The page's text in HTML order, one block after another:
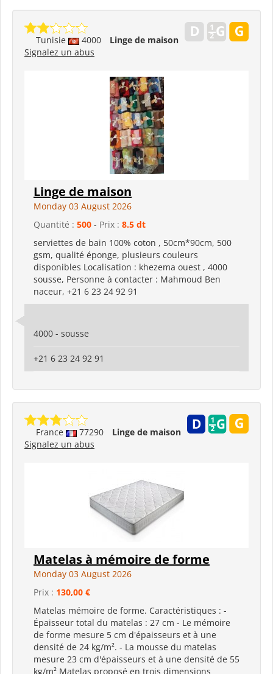
Tunisie 4000
Linge de maison
Signalez un abus
Linge de maison
Monday 03 August 2026
Quantité : 500 - Prix : 8.5 dt
serviettes de bain 100% coton , 50cm*90cm, 500
gsm, qualité éponge, plusieurs couleurs
disponibles Localisation : khezema ouest , 4000
sousse, Personne à contacter : Mahmoud Ben
naceur, +21 6 23 24 92 91
4000 - sousse
+21 6 23 24 92 91
France 77290
Linge de maison
Signalez un abus
Matelas à mémoire de forme
Monday 03 August 2026
Prix : 130,00 €
Matelas mémoire de forme. Caractéristiques : -
Épaisseur total du matelas : 27 cm - Le mémoire
de forme mesure 5 cm d'épaisseurs et à une
densité de 24 kg/m². - La mousse du matelas
mesure 23 cm d'épaisseurs et à une densité de 55
kg/m² Matelas proposé en trois dimensions